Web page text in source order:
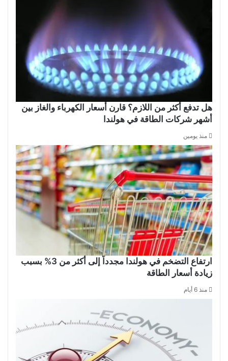
هل تدفع أكثر من اللازم؟ قارن أسعار الكهرباء والغاز بين
أشهر شركات الطاقة في هولندا
منذ يومين
ارتفاع التضخم في هولندا مجدداً إلى أكثر من 3% بسبب
زيادة أسعار الطاقة
منذ 6 أيام